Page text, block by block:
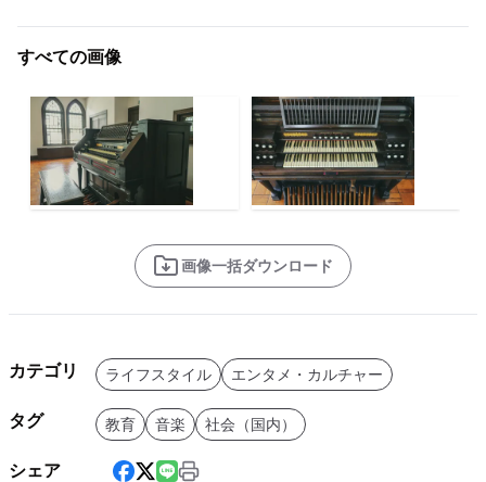
すべての画像
画像一括ダウンロード
カテゴリ ライフスタイル エンタメ・カルチャー
タグ 教育 音楽 社会（国内）
シェア